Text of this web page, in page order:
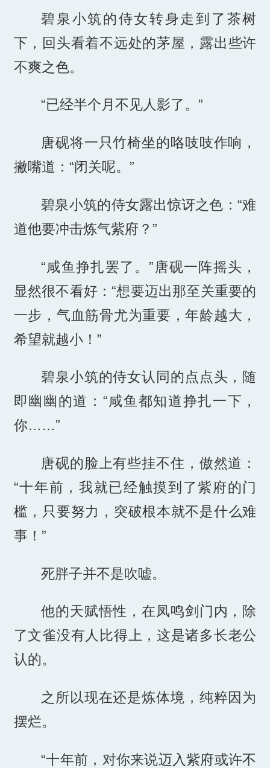
碧泉小筑的侍女转身走到了茶树
下，回头看着不远处的茅屋，露出些许
不爽之色。
“已经半个月不见人影了。”
唐砚将一只竹椅坐的咯吱吱作响，
撇嘴道：“闭关呢。”
碧泉小筑的侍女露出惊讶之色：“难
道他要冲击炼气紫府？”
“咸鱼挣扎罢了。”唐砚一阵摇头，
显然很不看好：“想要迈出那至关重要的
一步，气血筋骨尤为重要，年龄越大，
希望就越小！”
碧泉小筑的侍女认同的点点头，随
即幽幽的道：“咸鱼都知道挣扎一下，
你……”
唐砚的脸上有些挂不住，傲然道：
“十年前，我就已经触摸到了紫府的门
槛，只要努力，突破根本就不是什么难
事！”
死胖子并不是吹嘘。
他的天赋悟性，在凤鸣剑门内，除
了文雀没有人比得上，这是诸多长老公
认的。
之所以现在还是炼体境，纯粹因为
摆烂。
“十年前，对你来说迈入紫府或许不